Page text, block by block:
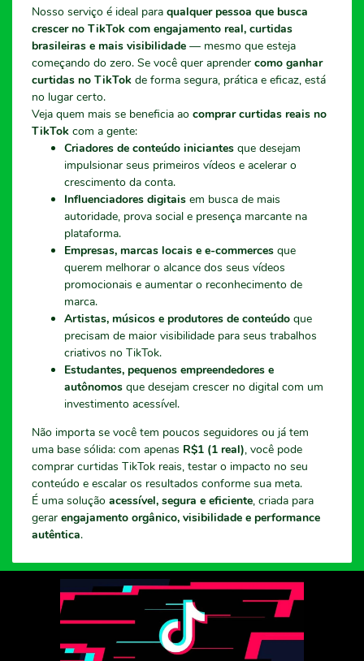
Nosso serviço é ideal para qualquer pessoa que busca
crescer no TikTok com engajamento real, curtidas
brasileiras e mais visibilidade — mesmo que esteja
começando do zero. Se você quer aprender como ganhar
curtidas no TikTok de forma segura, prática e eficaz, está
no lugar certo.
Veja quem mais se beneficia ao comprar curtidas reais no
TikTok com a gente:
Criadores de conteúdo iniciantes que desejam
impulsionar seus primeiros vídeos e acelerar o
crescimento da conta.
Influenciadores digitais em busca de mais
autoridade, prova social e presença marcante na
plataforma.
Empresas, marcas locais e e-commerces que
querem melhorar o alcance dos seus vídeos
promocionais e aumentar o reconhecimento de
marca.
Artistas, músicos e produtores de conteúdo que
precisam de maior visibilidade para seus trabalhos
criativos no TikTok.
Estudantes, pequenos empreendedores e
autônomos que desejam crescer no digital com um
investimento acessível.
Não importa se você tem poucos seguidores ou já tem
uma base sólida: com apenas R$1 (1 real), você pode
comprar curtidas TikTok reais, testar o impacto no seu
conteúdo e escalar os resultados conforme sua meta.
É uma solução acessível, segura e eficiente, criada para
gerar engajamento orgânico, visibilidade e performance
autêntica.